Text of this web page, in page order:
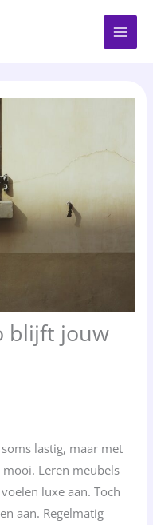
blijft jouw
lastig, maar met
Leren meubels
luxe aan. Toch
aan. Regelmatig